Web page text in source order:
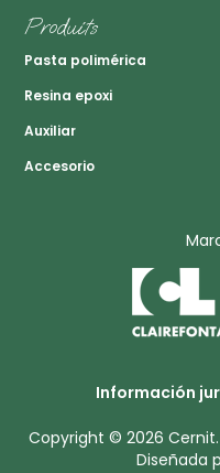
Produits
Pasta polimérica
Resina epoxi
Auxiliar
Accesorio
Información
Copyright © 2026 Cernit
Diseñada